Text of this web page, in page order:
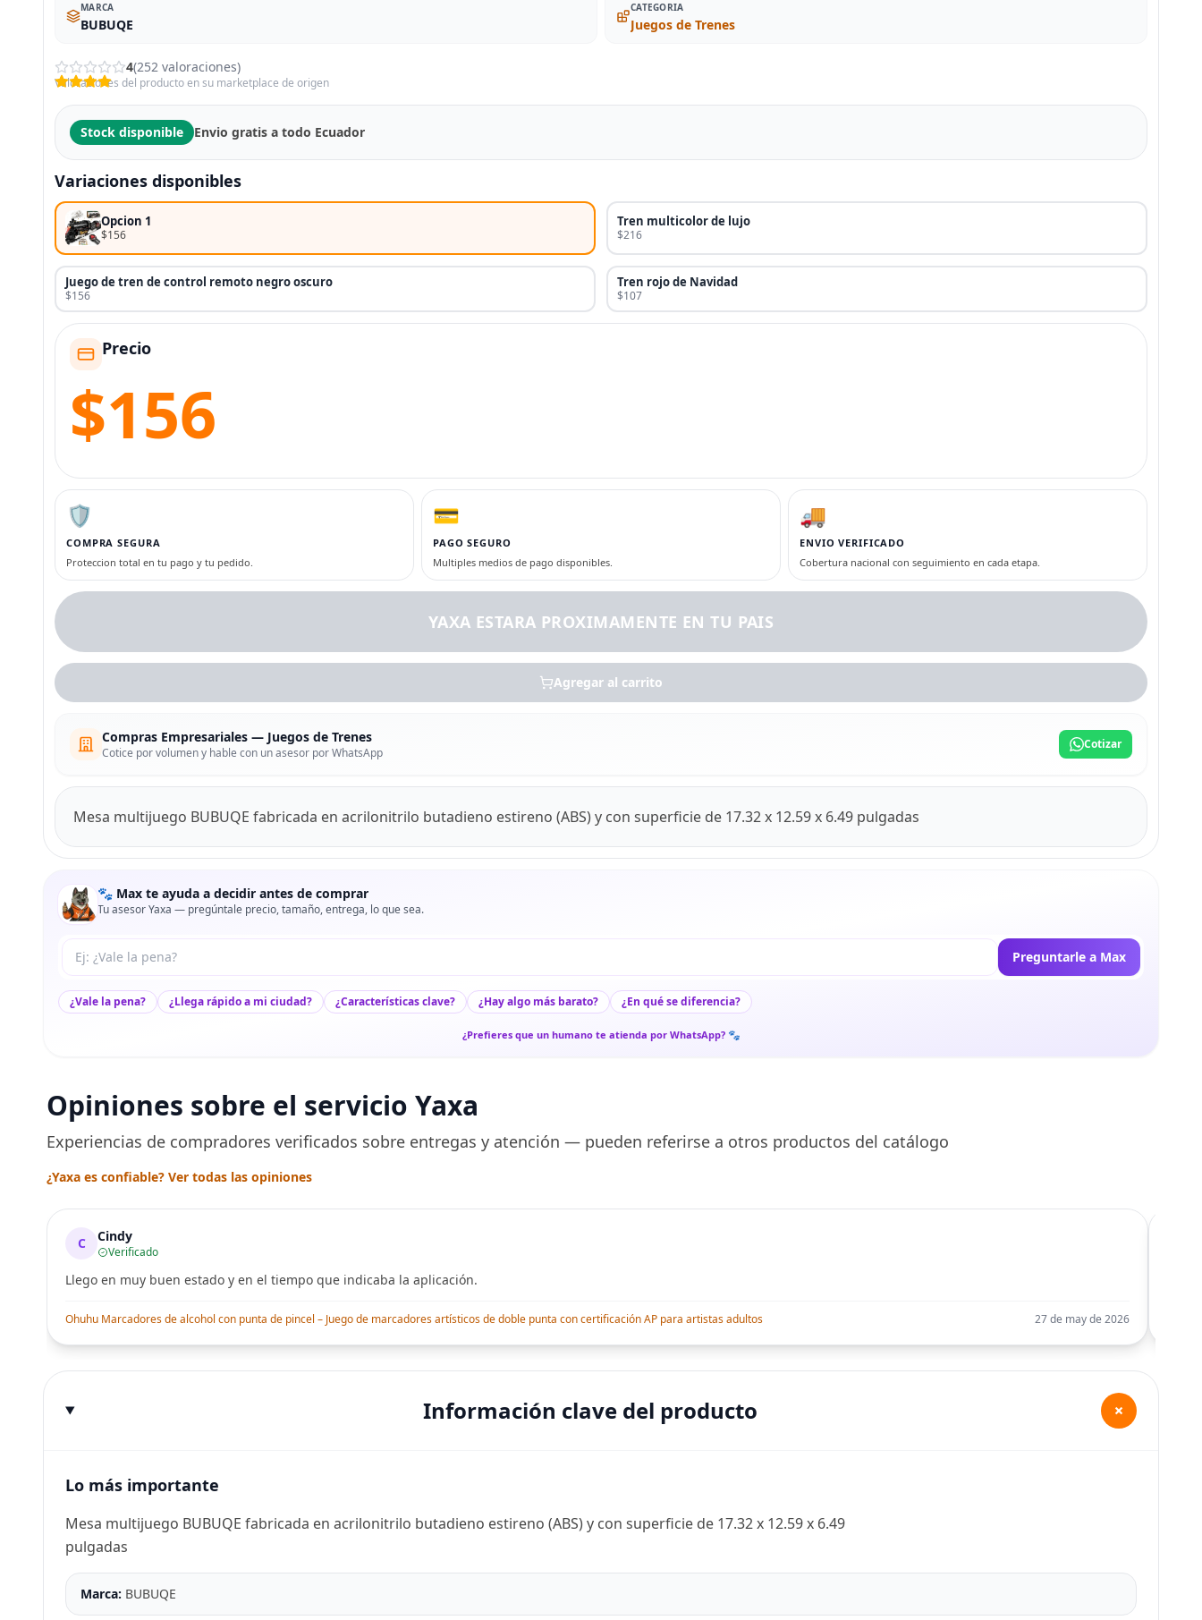
MARCA
BUBUQE
CATEGORIA
Juegos de Trenes
4(252 valoraciones)
Valoraciones del producto en su marketplace de origen
Stock disponible Envio gratis a todo Ecuador
Variaciones disponibles
Opcion 1
$156
Tren multicolor de lujo
$216
Juego de tren de control remoto negro oscuro
$156
Tren rojo de Navidad
$107
Precio
$156
🛡️
COMPRA SEGURA
Proteccion total en tu pago y tu pedido.
💳
PAGO SEGURO
Multiples medios de pago disponibles.
🚚
ENVIO VERIFICADO
Cobertura nacional con seguimiento en cada etapa.
YAXA ESTARA PROXIMAMENTE EN TU PAIS
Agregar al carrito
Compras Empresariales — Juegos de Trenes
Cotice por volumen y hable con un asesor por WhatsApp
Cotizar
Mesa multijuego BUBUQE fabricada en acrilonitrilo butadieno estireno (ABS) y con superficie de 17.32 x 12.59 x 6.49 pulgadas
🐾 Max te ayuda a decidir antes de comprar
Tu asesor Yaxa — pregúntale precio, tamaño, entrega, lo que sea.
Tu pregunta a Max Preguntarle a Max
¿Vale la pena? ¿Llega rápido a mi ciudad? ¿Características clave? ¿Hay algo más barato? ¿En qué se diferencia?
¿Prefieres que un humano te atienda por WhatsApp? 🐾
Opiniones sobre el servicio Yaxa
Experiencias de compradores verificados sobre entregas y atención — pueden referirse a otros productos del catálogo
¿Yaxa es confiable? Ver todas las opiniones
C Cindy
Verificado
Llego en muy buen estado y en el tiempo que indicaba la aplicación.
Ohuhu Marcadores de alcohol con punta de pincel – Juego de marcadores artísticos de doble punta con certificación AP para artistas adultos 27 de may de 2026
Información clave del producto +
Lo más importante
Mesa multijuego BUBUQE fabricada en acrilonitrilo butadieno estireno (ABS) y con superficie de 17.32 x 12.59 x 6.49
pulgadas
Marca: BUBUQE